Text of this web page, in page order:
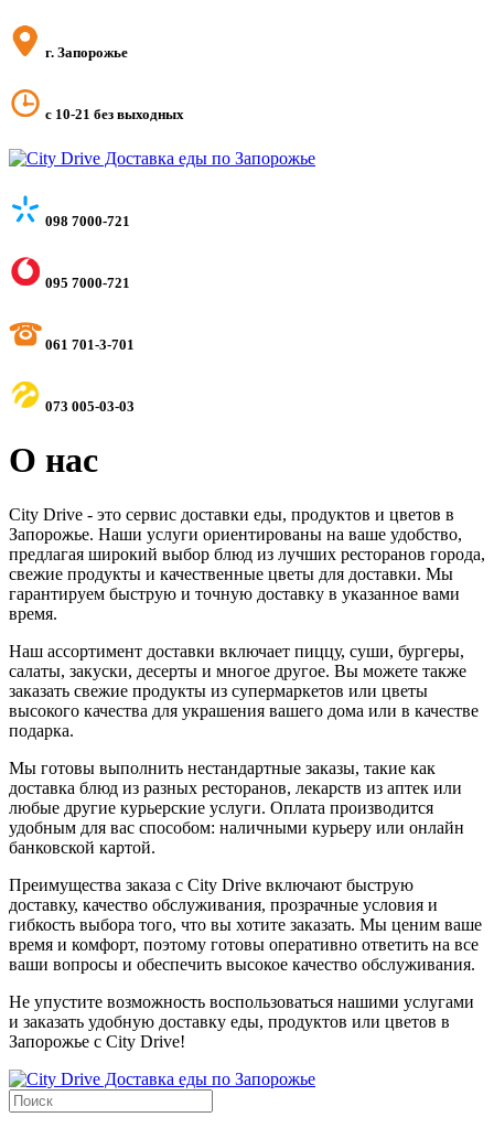
г. Запорожье
с 10-21 без выходных
098 7000-721
095 7000-721
061 701-3-701
073 005-03-03
О нас
City Drive - это сервис доставки еды, продуктов и цветов в
Запорожье. Наши услуги ориентированы на ваше удобство,
предлагая широкий выбор блюд из лучших ресторанов города,
свежие продукты и качественные цветы для доставки. Мы
гарантируем быструю и точную доставку в указанное вами
время.
Наш ассортимент доставки включает пиццу, суши, бургеры,
салаты, закуски, десерты и многое другое. Вы можете также
заказать свежие продукты из супермаркетов или цветы
высокого качества для украшения вашего дома или в качестве
подарка.
Мы готовы выполнить нестандартные заказы, такие как
доставка блюд из разных ресторанов, лекарств из аптек или
любые другие курьерские услуги. Оплата производится
удобным для вас способом: наличными курьеру или онлайн
банковской картой.
Преимущества заказа с City Drive включают быструю
доставку, качество обслуживания, прозрачные условия и
гибкость выбора того, что вы хотите заказать. Мы ценим ваше
время и комфорт, поэтому готовы оперативно ответить на все
ваши вопросы и обеспечить высокое качество обслуживания.
Не упустите возможность воспользоваться нашими услугами
и заказать удобную доставку еды, продуктов или цветов в
Запорожье с City Drive!